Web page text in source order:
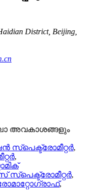
District, Beijing,
അവകാശങ്ങളും
,
,
,
,